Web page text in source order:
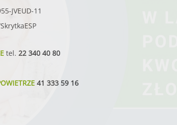
JVEUD-11
tel. 22 340 40 80
41 333 59 16